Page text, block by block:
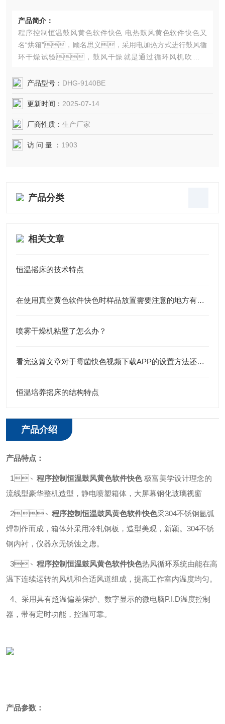
产品简介：
程序控制恒温鼓风黄色软件快色 电热鼓风黄色软件快色又
名“烘箱"，顾名思义，采用电加热方式进行鼓风循
环干燥试验，鼓风干燥就是通过循环风机吹出热
工，医药，铸造，汽车，食品，机
产品型号： DHG-9140BE
更新时间： 2025-07-14
厂商性质： 生产厂家
访 问 量 ： 1903
产品分类
相关文章
恒温摇床的技术特点
在使用真空黄色软件快色时样品放置需要注意的地方有哪些
喷雾干燥机粘壁了怎么办？
看完这篇文章对于霉菌快色视频下载APP的设置方法还有什么疑问吗
恒温培养摇床的结构特点
产品介绍
产品特点：
1、 程序控制恒温鼓风黄色软件快色 极富美学设计理念的
流线型豪华整机造型，静电喷塑箱体，大屏幕钢化玻璃视窗
2、 程序控制恒温鼓风黄色软件快色采304不锈钢氩弧
焊制作而成，箱体外采用冷轧钢板，造型美观，新颖。304不锈
钢内衬，仪器永无锈蚀之虑。
3、 程序控制恒温鼓风黄色软件快色热风循环系统由能在高
温下连续运转的风机和合适风道组成，提高工作室内温度均匀。
4、采用具有超温偏差保护、数字显示的微电脑P.I.D温度控制
器，带有定时功能，控温可靠。
产品参数：